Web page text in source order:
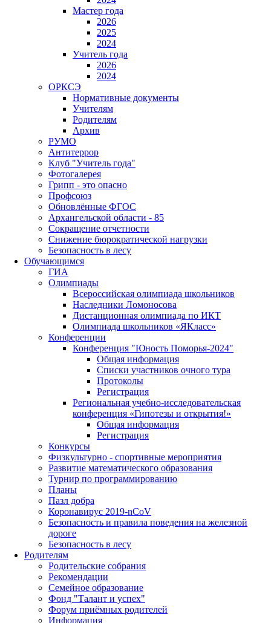
Мастер года
2026
2025
2024
Учитель года
2026
2024
ОРКСЭ
Нормативные документы
Учителям
Родителям
Архив
РУМО
Антитеррор
Клуб "Учитель года"
Фотогалерея
Грипп - это опасно
Профсоюз
Обновлённые ФГОС
Архангельской области - 85
Сокращение отчетности
Снижение бюрократической нагрузки
Безопасность в лесу
Обучающимся
ГИА
Олимпиады
Всероссийская олимпиада школьников
Наследники Ломоносова
Дистанционная олимпиада по ИКТ
Олимпиада школьников «ЯКласс»
Конференции
Конференция "Юность Поморья-2024"
Общая информация
Списки участников очного тура
Протоколы
Регистрация
Региональная учебно-исследовательская
конференция «Гипотезы и открытия!»
Общая информация
Регистрация
Конкурсы
Физкультурно - спортивные мероприятия
Развитие математического образования
Турнир по программированию
Планы
Пазл добра
Коронавирус 2019-nCoV
Безопасность и правила поведения на железной
дороге
Безопасность в лесу
Родителям
Родительские собрания
Рекомендации
Семейное образование
Фонд "Талант и успех"
Форум приёмных родителей
Информация